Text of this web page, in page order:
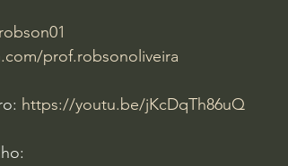
prof.robsonoliveira
https://youtu.be/jKcDqTh86uQ